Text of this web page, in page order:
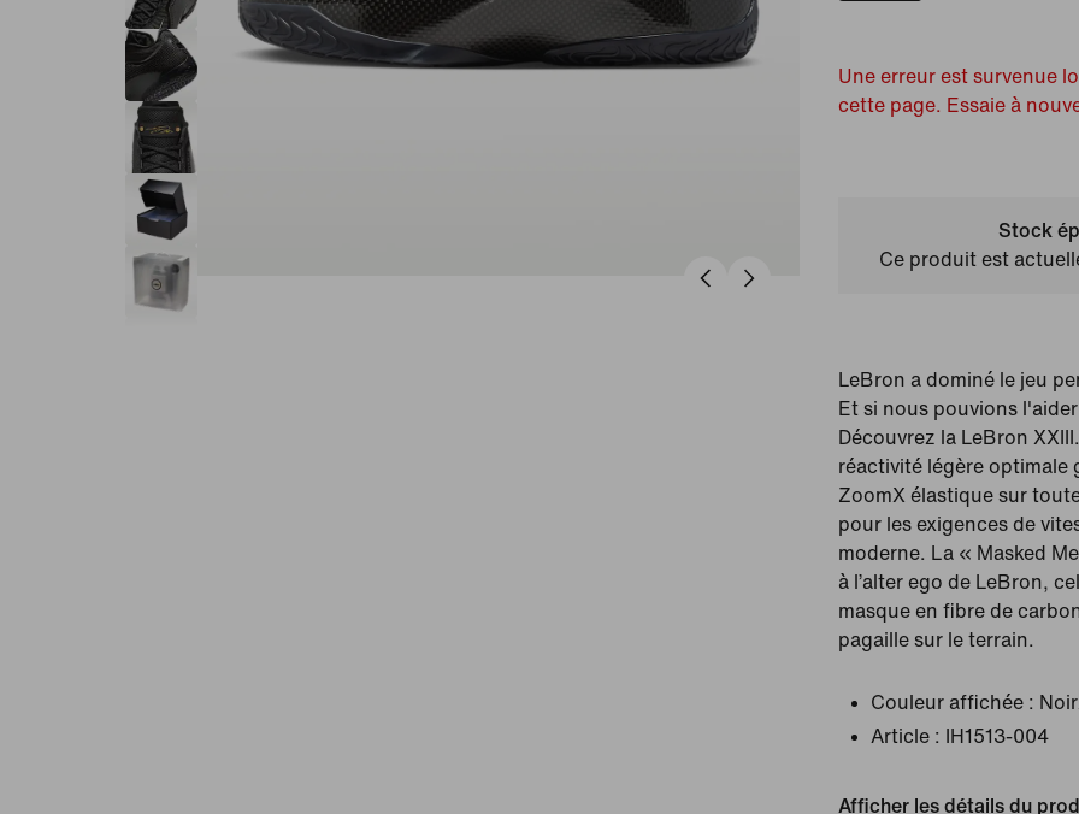
Une erreur est survenue
cette page. Essaie à
Stock
Ce produit est
LeBron a dominé le jeu
Et si nous pouvions
Découvrez la LeBron
réactivité légère optimale
ZoomX élastique sur
pour les exigences de
moderne. La « Masked
à l’alter ego de LeBron,
masque en fibre de
pagaille sur le terrain.
Couleur affichée :
Article :
IH1513-004
Afficher les détails du